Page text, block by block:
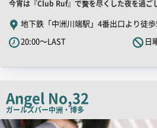
店
舗
PR
キ
コ
ピ
今宵は『Club Ruf』で贅を尽くした夜を過ご
地下鉄「中洲川端駅」4番出口より徒
20:00～LAST
日
Angel No,32
ガールズバー中洲・博多
店